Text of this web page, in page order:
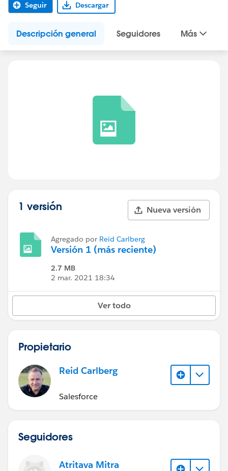
Seguir Descargar
Descripción general Seguidores Más
1 versión Nueva versión
Agregado por Reid Carlberg
Versión 1 (más reciente)
2.7 MB
2 mar. 2021 18:34
Ver todo
Propietario
Reid Carlberg
Salesforce
Seguidores
Atritava Mitra